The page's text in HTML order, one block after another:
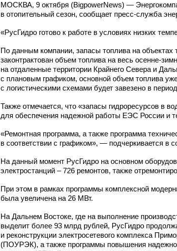
МОСКВА, 9 октября (BigpowerNews) —
в отопительный сезон, сообщает пресс-служба
«РусГидро готово к работе в условиях низких
По данным компании, запасы топлива на объектах
законтрактован объем топлива на весь осенне-
на отдаленные территории Крайнего Севера и
с плановым графиком, основной объем топлива
с логистическими схемами будет завезено в
Также отмечается, что «запасы гидроресурсов в
для обеспечения надежной работы ЕЭС России и
«Ремонтная программа, а также программа
в соответствии с графиком», — подчеркивается в
На данный момент РусГидро на основном
электростанций – 726 ремонтов, также
При этом в рамках программы комплексной
была увеличена на 26 МВт.
На Дальнем Востоке, где на выполнение
выделит более 93 млрд рублей, РусГидро
и реконструкции электросетевого комплекса
(ПОУРЭК), а также программы повышения